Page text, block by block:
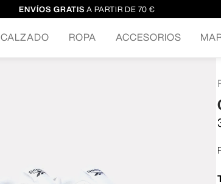
ENVÍOS GRATIS A PARTIR DE 70 €
CALZADO ROPA ACCESORIOS